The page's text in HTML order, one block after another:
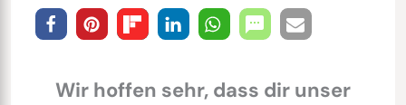
Wir hoffen sehr, dass dir unser